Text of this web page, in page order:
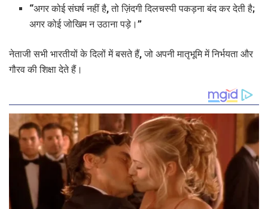
“अगर कोई संघर्ष नहीं है, तो ज़िंदगी दिलचस्पी पकड़ना बंद कर देती है;
अगर कोई जोखिम न उठाना पड़े।”
नेताजी सभी भारतीयों के दिलों में बसते हैं, जो अपनी मातृभूमि में निर्भयता और
गौरव की शिक्षा देते हैं।